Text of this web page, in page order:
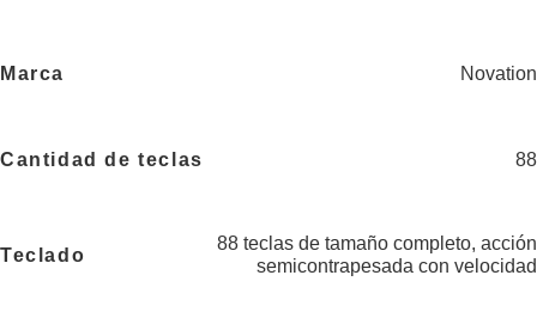
Marca Novation
Cantidad de teclas 88
Teclado
88 teclas de tamaño completo, acción
semicontrapesada con velocidad